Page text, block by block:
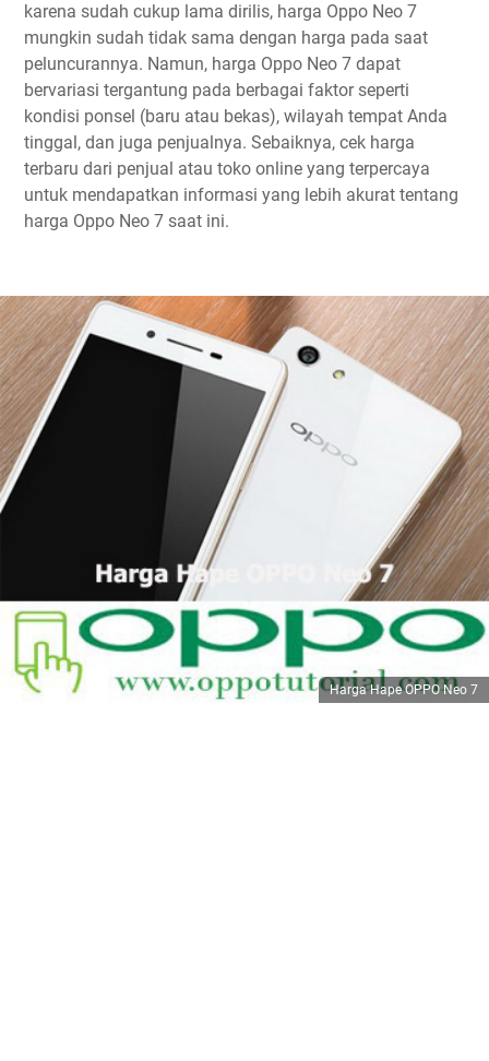
karena sudah cukup lama dirilis, harga Oppo Neo 7
mungkin sudah tidak sama dengan harga pada saat
peluncurannya. Namun, harga Oppo Neo 7 dapat
bervariasi tergantung pada berbagai faktor seperti
kondisi ponsel (baru atau bekas), wilayah tempat Anda
tinggal, dan juga penjualnya. Sebaiknya, cek harga
terbaru dari penjual atau toko online yang terpercaya
untuk mendapatkan informasi yang lebih akurat tentang
harga Oppo Neo 7 saat ini.
Harga Hape OPPO Neo 7